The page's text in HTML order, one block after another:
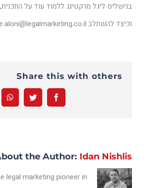
בנישליס ליגל מרקטינג ללמוד עוד על
וכיצד להשתלב lee.aloni@legalmarketing.co.il.
Share this with others
Facebook
Twitter
the Author: Idan Nishlis
legal marketing pioneer in